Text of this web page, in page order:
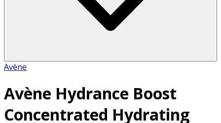
Avène
Avène Hydrance Boost
Concentrated Hydrating